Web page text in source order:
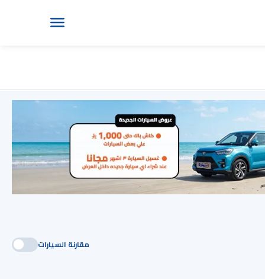
مقارنة السيارات